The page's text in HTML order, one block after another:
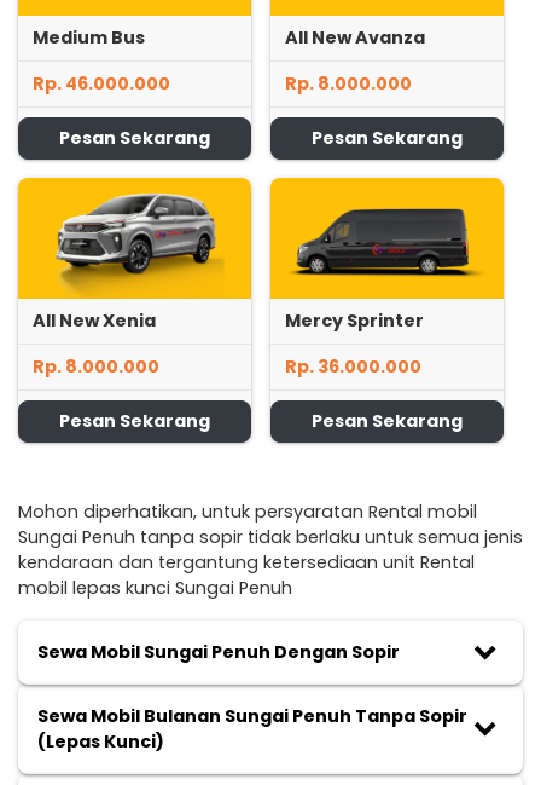
Medium Bus
Rp. 46.000.000
Pesan Sekarang
All New Avanza
Rp. 8.000.000
Pesan Sekarang
All New Xenia
Rp. 8.000.000
Pesan Sekarang
Mercy Sprinter
Rp. 36.000.000
Pesan Sekarang
Mohon diperhatikan, untuk persyaratan Rental mobil
Sungai Penuh tanpa sopir tidak berlaku untuk semua jenis
kendaraan dan tergantung ketersediaan unit Rental
mobil lepas kunci Sungai Penuh
Sewa Mobil Sungai Penuh Dengan Sopir keyboard_arrow_down
Sewa Mobil Bulanan Sungai Penuh Tanpa Sopir
(Lepas Kunci)
keyboard_arrow_down